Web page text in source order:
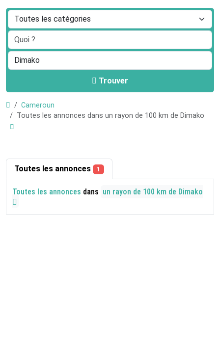
Trouver
Cameroun
Toutes les annonces dans un rayon de 100 km de Dimako
Toutes les annonces 1
Toutes les annonces dans un rayon de 100 km de Dimako